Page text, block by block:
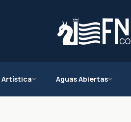
Artística Aguas Abiertas